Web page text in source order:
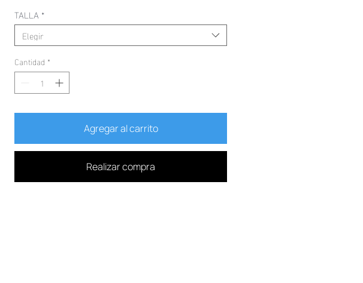
TALLA*
Elegir
Cantidad *
Agregar al carrito
Realizar compra